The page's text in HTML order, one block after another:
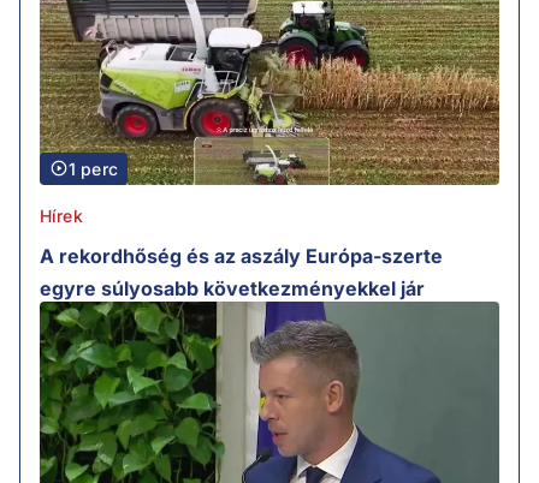
1 perc
Hírek
A rekordhőség és az aszály Európa-szerte
egyre súlyosabb következményekkel jár